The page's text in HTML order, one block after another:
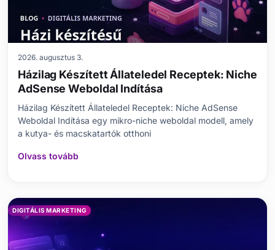
2026. augusztus 3.
Házilag Készített Állateledel Receptek: Niche
AdSense Weboldal Indítása
Házilag Készített Állateledel Receptek: Niche AdSense
Weboldal Indítása egy mikro-niche weboldal modell, amely
a kutya- és macskatartók otthoni
Olvass tovább
DIGITÁLIS MARKETING